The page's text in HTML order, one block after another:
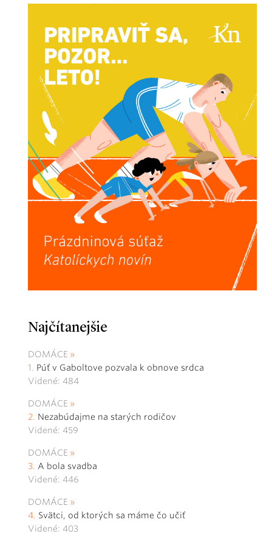
Najčítanejšie
DOMÁCE
Púť v Gaboltove pozvala k obnove srdca
Videné: 484
DOMÁCE
Nezabúdajme na starých rodičov
Videné: 459
DOMÁCE
A bola svadba
Videné: 446
DOMÁCE
Svätci, od ktorých sa máme čo učiť
Videné: 403